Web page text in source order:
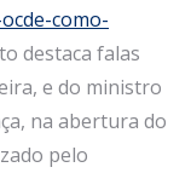
como-
destaca falas
e do ministro
na abertura do
pelo